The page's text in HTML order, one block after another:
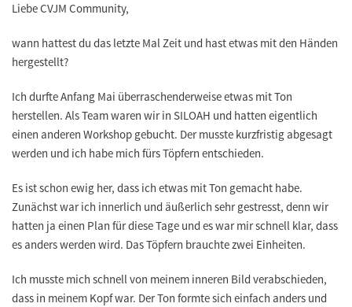
Liebe CVJM Community,
wann hattest du das letzte Mal Zeit und hast etwas mit den Händen
hergestellt?
Ich durfte Anfang Mai überraschenderweise etwas mit Ton
herstellen. Als Team waren wir in SILOAH und hatten eigentlich
einen anderen Workshop gebucht. Der musste kurzfristig abgesagt
werden und ich habe mich fürs Töpfern entschieden.
Es ist schon ewig her, dass ich etwas mit Ton gemacht habe.
Zunächst war ich innerlich und äußerlich sehr gestresst, denn wir
hatten ja einen Plan für diese Tage und es war mir schnell klar, dass
es anders werden wird. Das Töpfern brauchte zwei Einheiten.
Ich musste mich schnell von meinem inneren Bild verabschieden,
dass in meinem Kopf war. Der Ton formte sich einfach anders und